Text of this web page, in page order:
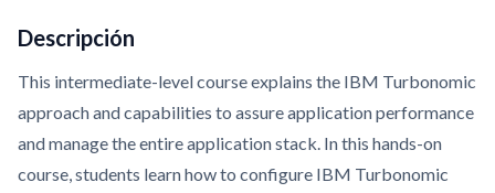
Descripción
This intermediate-level course explains the IBM Turbonomic
approach and capabilities to assure application performance
and manage the entire application stack. In this hands-on
course, students learn how to configure IBM Turbonomic